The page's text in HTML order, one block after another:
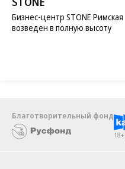
Бизнес-центр STONE Римская
возведен в полную высоту
Благотворительный фонд